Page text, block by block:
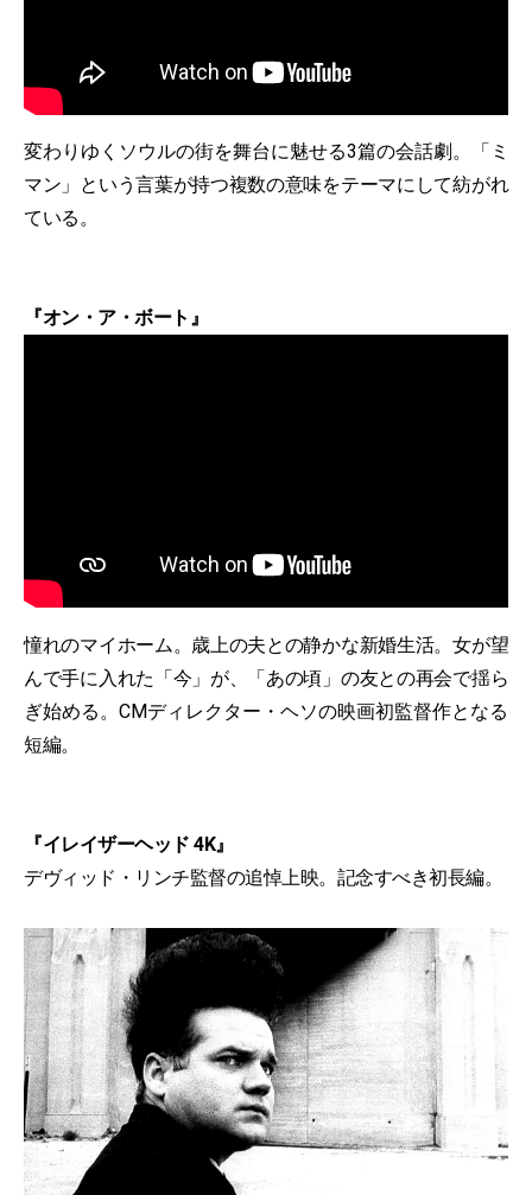
変わりゆくソウルの街を舞台に魅せる3篇の会話劇。「ミ
マン」という言葉が持つ複数の意味をテーマにして紡がれ
ている。
『オン・ア・ボート』
憧れのマイホーム。歳上の夫との静かな新婚生活。女が望
んで手に入れた「今」が、「あの頃」の友との再会で揺ら
ぎ始める。CMディレクター・ヘソの映画初監督作となる
短編。
『イレイザーヘッド 4K』
デヴィッド・リンチ監督の追悼上映。記念すべき初長編。